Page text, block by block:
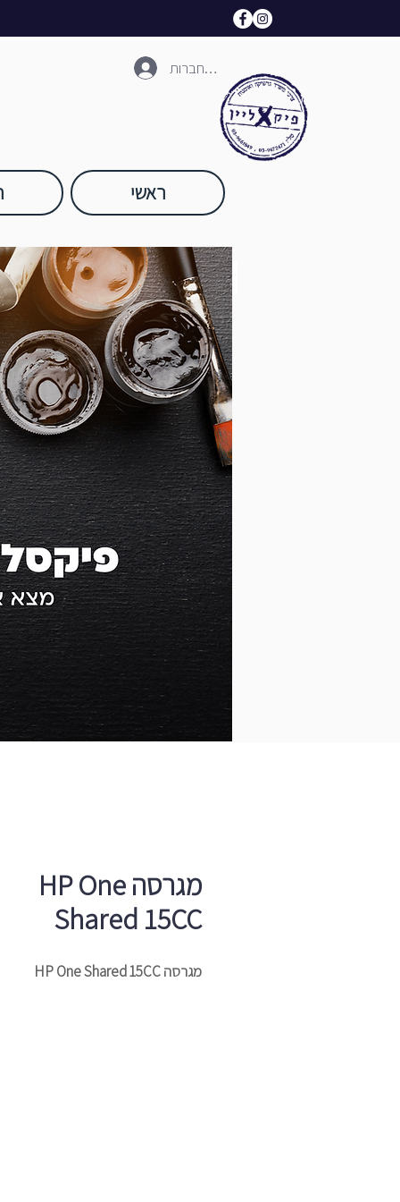
להתחברות
ראשי
מגרסה HP One
Shared 15CC
מגרסה HP One Shared 15CC